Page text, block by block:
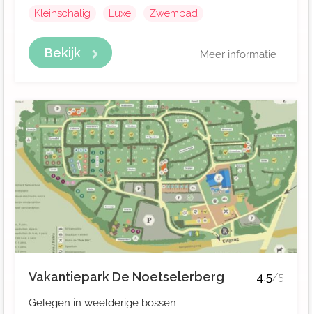
Kleinschalig
Luxe Zwembad
Bekijk Meer informatie
Vakantiepark De Noetselerberg 4.5/5
Gelegen in weelderige bossen